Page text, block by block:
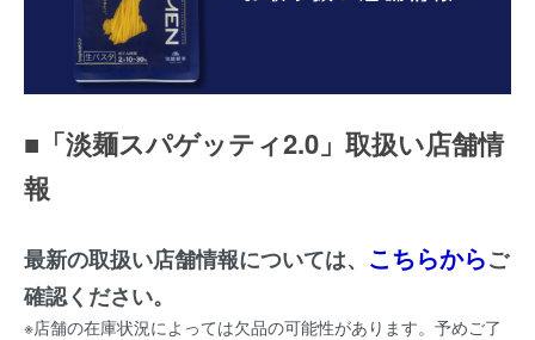
■「淡麺スパゲッティ2.0」取扱い店舗情
報
最新の取扱い店舗情報については、 こちらからご
確認ください。
※店舗の在庫状況によっては欠品の可能性があります。予めご了